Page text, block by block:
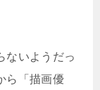
ないようだっ
ら「描画優